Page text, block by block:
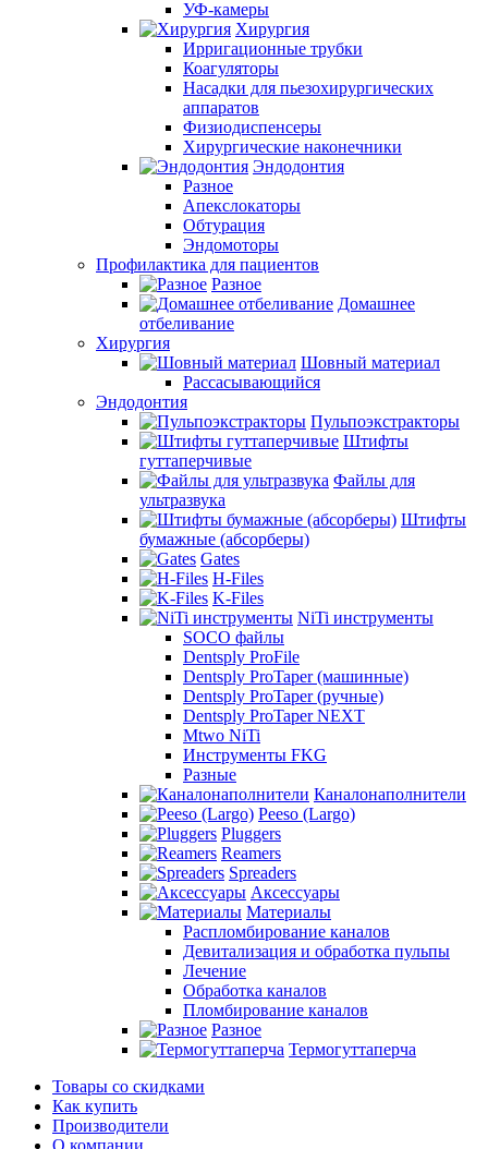
УФ-камеры
Хирургия
Ирригационные трубки
Коагуляторы
Насадки для пьезохирургических
аппаратов
Физиодиспенсеры
Хирургические наконечники
Эндодонтия
Разное
Апекслокаторы
Обтурация
Эндомоторы
Профилактика для пациентов
Разное
Домашнее
отбеливание
Хирургия
Шовный материал
Рассасывающийся
Эндодонтия
Пульпоэкстракторы
Штифты
гуттаперчивые
Файлы для
ультразвука
Штифты
бумажные (абсорберы)
Gates
H-Files
K-Files
NiTi инструменты
SOCO файлы
Dentsply ProFile
Dentsply ProTaper (машинные)
Dentsply ProTaper (ручные)
Dentsply ProTaper NEXT
Mtwo NiTi
Инструменты FKG
Разные
Каналонаполнители
Peeso (Largo)
Pluggers
Reamers
Spreaders
Аксессуары
Материалы
Распломбирование каналов
Девитализация и обработка пульпы
Лечение
Обработка каналов
Пломбирование каналов
Разное
Термогуттаперча
Товары со скидками
Как купить
Производители
О компании